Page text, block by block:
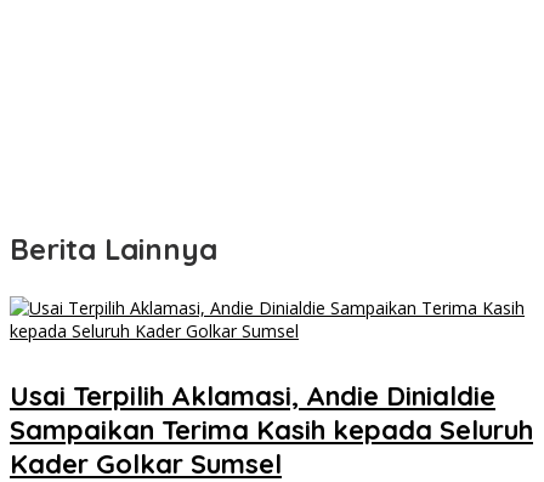
Berita Lainnya
Usai Terpilih Aklamasi, Andie Dinialdie
Sampaikan Terima Kasih kepada Seluruh
Kader Golkar Sumsel